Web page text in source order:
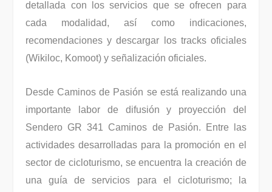
detallada con los servicios que se ofrecen para
cada modalidad, así como indicaciones,
recomendaciones y descargar los tracks oficiales
(Wikiloc, Komoot) y señalización oficiales.
Desde Caminos de Pasión se está realizando una
importante labor de difusión y proyección del
Sendero GR 341 Caminos de Pasión. Entre las
actividades desarrolladas para la promoción en el
sector de cicloturismo, se encuentra la creación de
una guía de servicios para el cicloturismo; la